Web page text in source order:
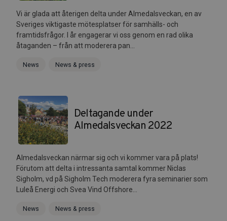
Vi är glada att återigen delta under Almedalsveckan, en av
Sveriges viktigaste mötesplatser för samhälls- och
framtidsfrågor. I år engagerar vi oss genom en rad olika
åtaganden – från att moderera pan...
News News & press
Deltagande under
Almedalsveckan 2022
Almedalsveckan närmar sig och vi kommer vara på plats!
Förutom att delta i intressanta samtal kommer Niclas
Sigholm, vd på Sigholm Tech moderera fyra seminarier som
Luleå Energi och Svea Vind Offshore...
News News & press